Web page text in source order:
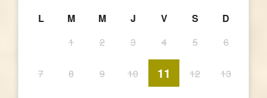
L M M J V S
D
1
2 3 4 5 6
7 8 9 10 11 12 13